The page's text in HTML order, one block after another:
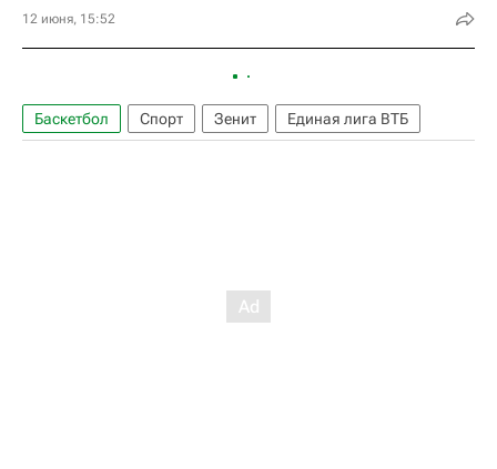
12 июня, 15:52
Баскетбол Спорт Зенит Единая лига ВТБ